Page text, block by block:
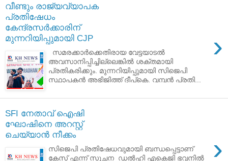
വീണ്ടും രാജ്യവ്യാപക
പ്രതിഷേധം
കേന്ദ്രസർക്കാരിന്
മുന്നറിയിപ്പുമായി CJP
›
സമരക്കാർക്കെതിരായ വേട്ടയാടൽ
അവസാനിപ്പിച്ചില്ലെങ്കിൽ ശക്തമായി
പ്രതികരിക്കും. മുന്നറിയിപ്പുമായി സിജെപി
സ്ഥാപകൻ അഭിജിത്ത് ദീപ്കെ. വമ്പൻ പ്രതി...
SFI നേതാവ് ഐഷി
ഘോഷിനെ അറസ്റ്റ്
ചെയ്യാൻ നീക്കം
›
സിജെപി പ്രതിഷേധവുമായി ബന്ധപ്പെട്ടാണ്
കേസ് എന്ന് സൂചന ഡൽഹി എകെജി ഭവനിൽ